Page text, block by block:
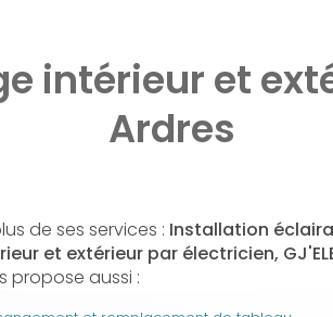
intérieur et
Ardres
de ses services : Installation
et extérieur par électricien,
propose aussi :